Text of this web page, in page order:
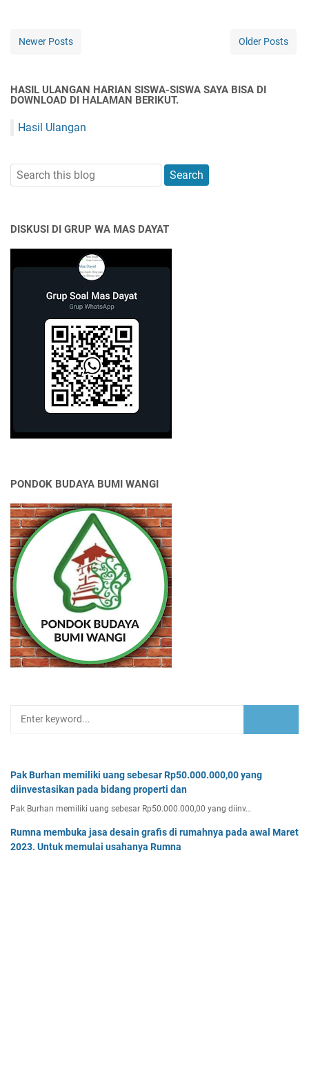
Newer Posts Older Posts
HASIL ULANGAN HARIAN SISWA-SISWA SAYA BISA DI
DOWNLOAD DI HALAMAN BERIKUT.
Hasil Ulangan
DISKUSI DI GRUP WA MAS DAYAT
PONDOK BUDAYA BUMI WANGI
Pak Burhan memiliki uang sebesar Rp50.000.000,00 yang
diinvestasikan pada bidang properti dan
Pak Burhan memiliki uang sebesar Rp50.000.000,00 yang diinv…
Rumna membuka jasa desain grafis di rumahnya pada awal Maret
2023. Untuk memulai usahanya Rumna